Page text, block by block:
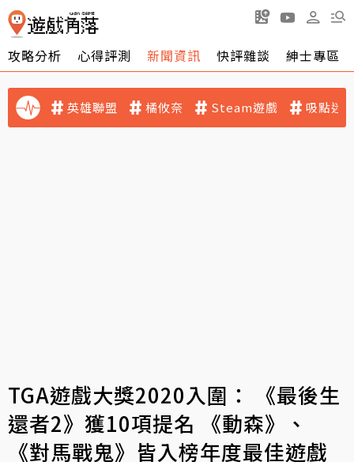
攻略分析 心得評測 新聞資訊 快評雜談 紳士專區
英雄聯盟 橘攸奈 Steam遊戲 吸點迷
TGA遊戲大獎2020入圍： 《最後生
還者2》獲10項提名 《動森》、
《對馬戰鬼》皆入榜年度最佳遊戲